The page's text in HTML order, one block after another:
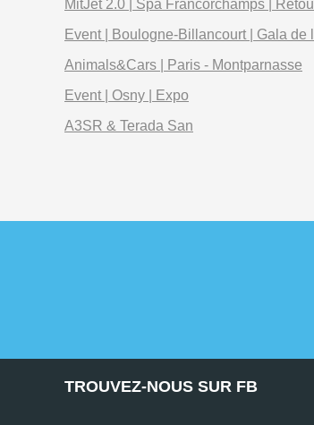
MitJet 2.0 | Spa Francorchamps |
Event | Boulogne-Billancourt | Gala
Animals&Cars | Paris - Montparnasse
Event | Osny | Expo
A3SR & Terada San
TROUVEZ-NOUS SUR FB